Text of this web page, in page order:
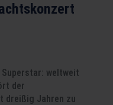
weltweit
der
dreißig Jahren zu